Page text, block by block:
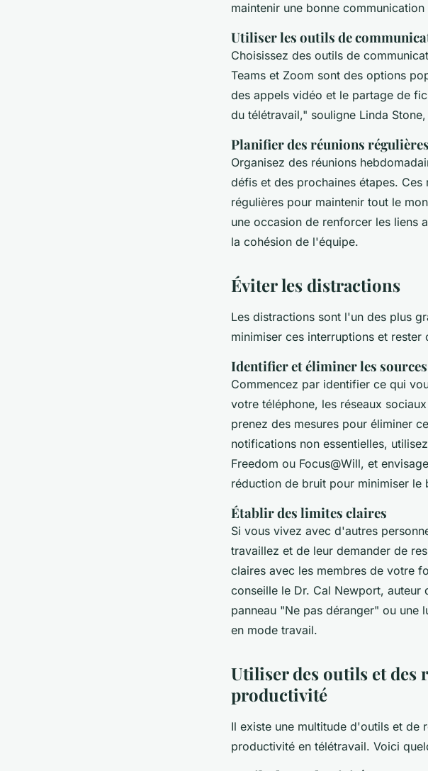
maintenir une bonne
Utiliser les outils de
Choisissez des outils de
Teams et Zoom sont des options
des appels vidéo et le partage de
du télétravail," souligne Linda
Planifier des réunions régulières
Organisez des réunions
défis et des prochaines étapes.
régulières pour maintenir tout le
une occasion de renforcer les liens
la cohésion de l'équipe.
Éviter les distractions
Les distractions sont l'un des plus
minimiser ces interruptions et rester
Identifier et éliminer les
Commencez par identifier ce qui
votre téléphone, les réseaux
prenez des mesures pour éliminer
notifications non essentielles,
Freedom ou Focus@Will, et
réduction de bruit pour minimiser le
Établir des limites claires
Si vous vivez avec d'autres
travaillez et de leur demander de
claires avec les membres de votre
conseille le Dr. Cal Newport, auteur
panneau "Ne pas déranger" ou une
en mode travail.
Utiliser des outils et des
productivité
Il existe une multitude d'outils et de
productivité en télétravail. Voici